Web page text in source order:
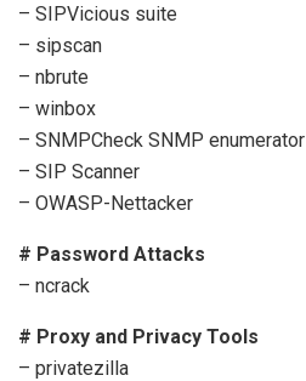
– SIPVicious suite
– sipscan
– nbrute
– winbox
– SNMPCheck SNMP enumerator
– SIP Scanner
– OWASP-Nettacker
# Password Attacks
– ncrack
# Proxy and Privacy Tools
– privatezilla